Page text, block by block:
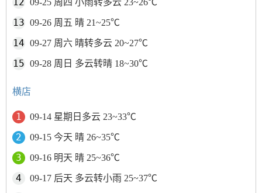
09-25 周四 小雨转多云 23~26℃
09-26 周五 晴 21~25℃
09-27 周六 晴转多云 20~27℃
09-28 周日 多云转晴 18~30℃
横店
09-14 星期日多云 23~33℃
09-15 今天 晴 26~35℃
09-16 明天 晴 25~36℃
09-17 后天 多云转小雨 25~37℃